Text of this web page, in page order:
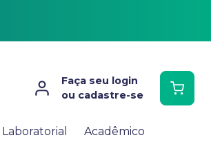
Faça seu login
ou cadastre-se
Laboratorial Acadêmico